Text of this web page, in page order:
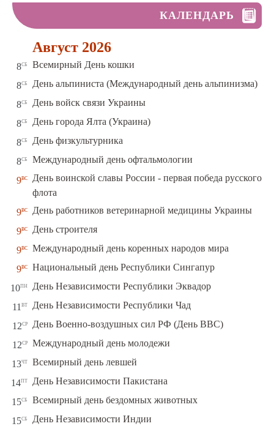
КАЛЕНДАРЬ
Август 2026
8сб Всемирный День кошки
8сб День альпиниста (Международный день альпинизма)
8сб День войск связи Украины
8сб День города Ялта (Украина)
8сб День физкультурника
8сб Международный день офтальмологии
9вс
День воинской славы России - первая победа русского
флота
9вс День работников ветеринарной медицины Украины
9вс День строителя
9вс Международный день коренных народов мира
9вс Национальный день Республики Сингапур
10пн День Независимости Республики Эквадор
11 вт День Независимости Республики Чад
12ср День Военно-воздушных сил РФ (День ВВС)
12ср Международный день молодежи
13чт Всемирный день левшей
14пт День Независимости Пакистана
15сб Всемирный день бездомных животных
15сб День Независимости Индии